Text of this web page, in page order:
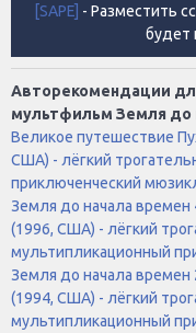
[SAPE] - Разместить
будет
Авторекомендации
мультфильм Земля до
Великое путешествие
США) - лёгкий
приключенческий
Земля до начала
(1996, США) - лёгкий
мультипликационный
Земля до начала
(1994, США) - лёгкий
мультипликационный